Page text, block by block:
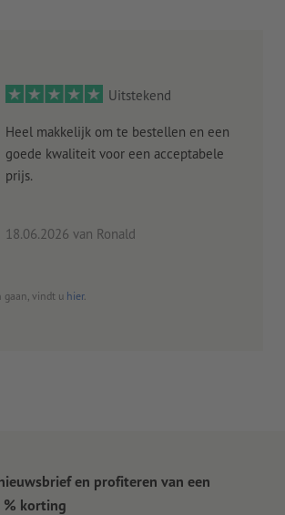
Uitstekend
Heel makkelijk om te bestellen en een
goede kwaliteit voor een acceptabele
prijs.
18.06.2026 van Ronald
gaan, vindt u hier.
en profiteren van een
% korting